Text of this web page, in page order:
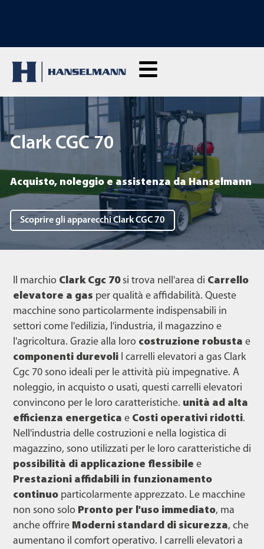
Clark CGC 70
Acquisto, noleggio e assistenza da Hanselmann
Scoprire gli apparecchi Clark CGC 70
Il marchio Clark Cgc 70si trova nell'area di Carrello
elevatore a gas per qualità e affidabilità. Queste
macchine sono particolarmente indispensabili in
settori come l'edilizia, l'industria, il magazzino e
l'agricoltura. Grazie alla loro costruzione robusta e
componenti durevoli I carrelli elevatori a gas Clark
Cgc 70 sono ideali per le attività più impegnative. A
noleggio, in acquisto o usati, questi carrelli elevatori
convincono per le loro caratteristiche. unità ad alta
efficienza energetica e Costi operativi ridotti.
Nell'industria delle costruzioni e nella logistica di
magazzino, sono utilizzati per le loro caratteristiche di
possibilità di applicazione flessibile e
Prestazioni affidabili in funzionamento
continuo particolarmente apprezzato. Le macchine
non sono solo Pronto per l'uso immediato, ma
anche offrire Moderni standard di sicurezza, che
aumentano il comfort operativo. I carrelli elevatori a